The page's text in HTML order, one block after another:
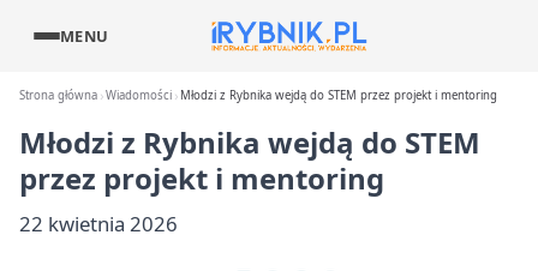
MENU
Strona główna Wiadomości Młodzi z Rybnika wejdą do STEM przez projekt i mentoring
Młodzi z Rybnika wejdą do STEM
przez projekt i mentoring
22 kwietnia 2026